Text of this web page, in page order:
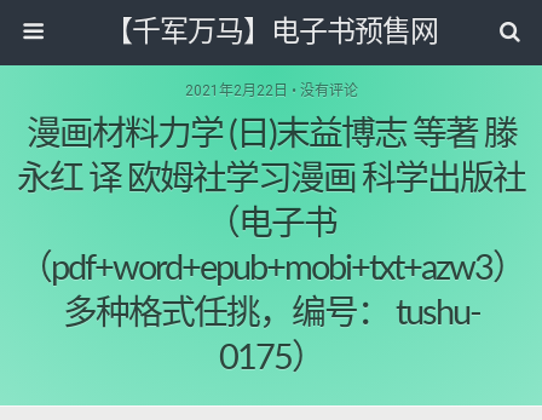
【千军万马】电子书预售网
2021年2月22日 • 没有评论
漫画材料力学 (日)末益博志 等著 滕
永红 译 欧姆社学习漫画 科学出版社
（电子书
（pdf+word+epub+mobi+txt+azw3）
多种格式任挑，编号： tushu-
0175）